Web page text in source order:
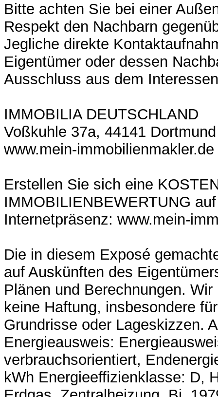
Bitte achten Sie bei einer
Respekt den Nachbarn
Jegliche direkte
Eigentümer oder dessen
Ausschluss aus dem
IMMOBILIA DEUTSCHLAND
Voßkuhle 37a, 44141 Dortmund
www.mein-immobilienmakler.de
Erstellen Sie sich eine
IMMOBILIENBEWERTUNG
Internetpräsenz: www.mein-
Die in diesem Exposé
auf Auskünften des
Plänen und Berechnungen.
keine Haftung, insbesondere
Grundrisse oder Lageskizzen.
Energieausweis:
verbrauchsorientiert,
kWh Energieeffizienklasse: D,